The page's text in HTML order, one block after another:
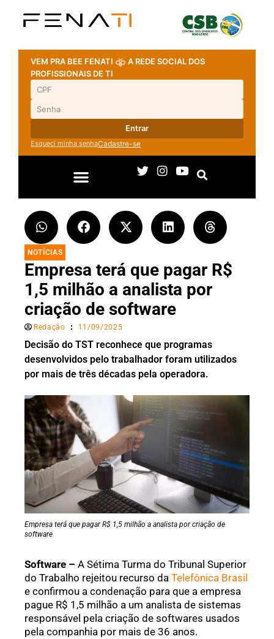
VEM PRA BEE FENATI
A REDE SOCIAL DOS
PROFISSIONAIS DE TI
Entrar
Esqueci minha senhaCadastre-se
NOTÍCIAS
Empresa terá que pagar R$
1,5 milhão a analista por
criação de software
Redação 11/09/2025
Decisão do TST reconhece que programas
desenvolvidos pelo trabalhador foram utilizados
por mais de três décadas pela operadora.
Empresa terá que pagar R$ 1,5 milhão a analista por criação de
software
Software – A Sétima Turma do Tribunal Superior
do Trabalho rejeitou recurso da Telefônica Brasil
e confirmou a condenação para que a empresa
pague R$ 1,5 milhão a um analista de sistemas
responsável pela criação de softwares usados
pela companhia por mais de 36 anos.